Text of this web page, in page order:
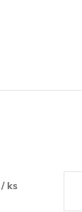
/ ks